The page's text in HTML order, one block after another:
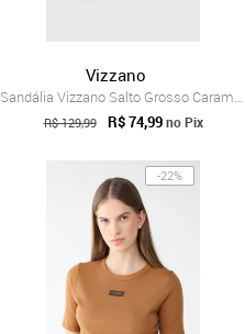
Vizzano
Sandália Vizzano Salto Grosso Caramelo
R$ 129,99 R$ 74,99 no Pix
-22%